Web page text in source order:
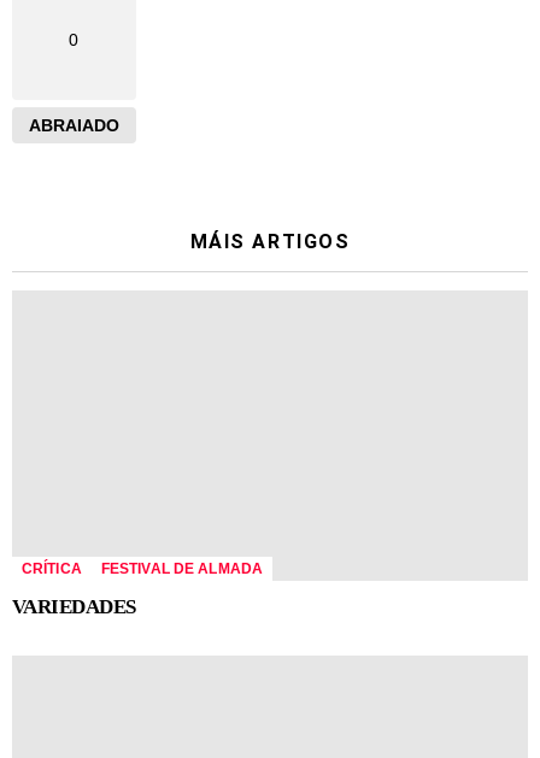
0
ABRAIADO
MÁIS ARTIGOS
CRÍTICA FESTIVAL DE ALMADA
VARIEDADES